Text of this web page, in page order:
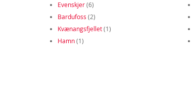
Evenskjer(6)
Bardufoss (2)
Kvænangsfjellet(1)
Hamn(1)